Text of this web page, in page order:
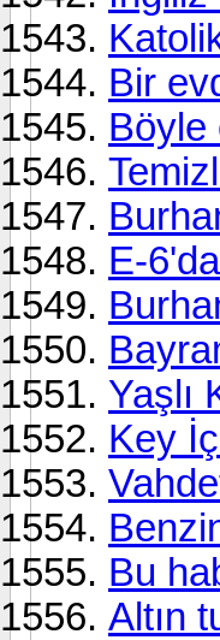
Bir
Böyle
E-
Yaşlı
Key
Bu
Altın